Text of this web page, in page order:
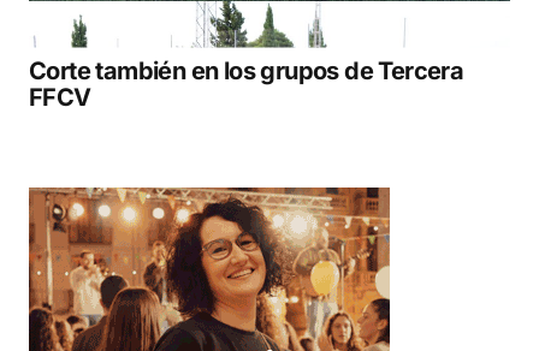
Corte también en los grupos de Tercera
FFCV